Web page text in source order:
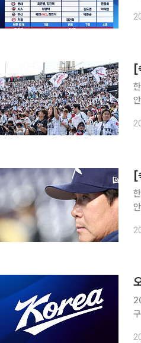
[
안
[
안